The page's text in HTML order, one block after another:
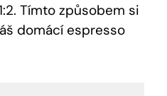
Tímto způsobem si
domácí espresso